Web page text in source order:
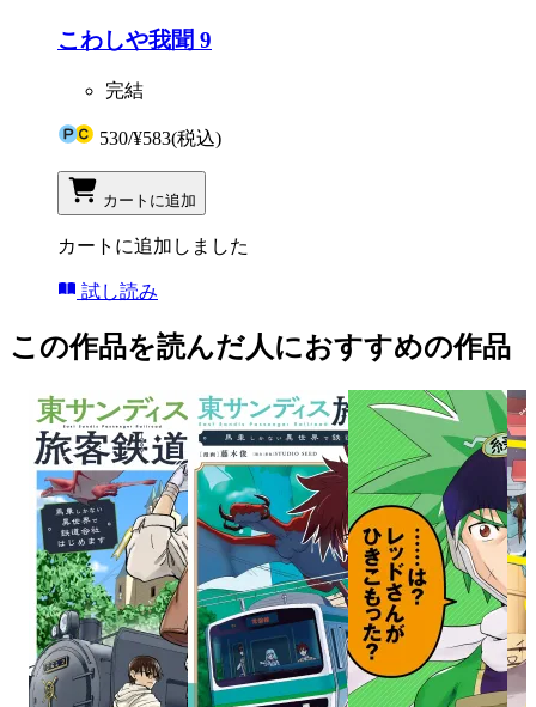
こわしや我聞 9
完結
530/¥583(税込)
カートに追加
カートに追加しました
試し読み
この作品を読んだ人におすすめの作品